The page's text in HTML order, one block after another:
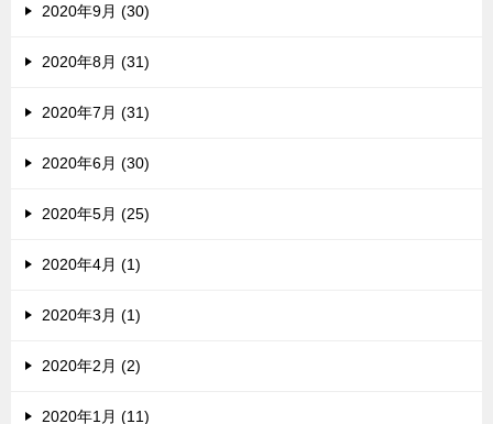
2020年9月 (30)
2020年8月 (31)
2020年7月 (31)
2020年6月 (30)
2020年5月 (25)
2020年4月 (1)
2020年3月 (1)
2020年2月 (2)
2020年1月 (11)